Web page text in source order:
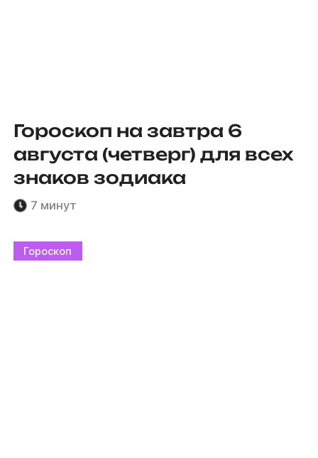
Гороскоп на завтра 6
августа (четверг) для всех
знаков зодиака
7 минут
Гороскоп